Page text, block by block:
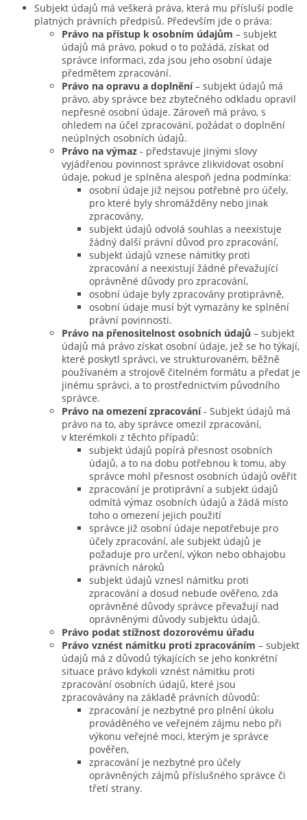
Subjekt údajů má veškerá práva, která mu přísluší podle
platných právních předpisů. Především jde o práva:
Právo na přístup k osobním údajům – subjekt
údajů má právo, pokud o to požádá, získat od
správce informaci, zda jsou jeho osobní údaje
předmětem zpracování.
Právo na opravu a doplnění– subjekt údajů má
právo, aby správce bez zbytečného odkladu opravil
nepřesné osobní údaje. Zároveň má právo, s
ohledem na účel zpracování, požádat o doplnění
neúplných osobních údajů.
Právo na výmaz - představuje jinými slovy
vyjádřenou povinnost správce zlikvidovat osobní
údaje, pokud je splněna alespoň jedna podmínka:
osobní údaje již nejsou potřebné pro účely,
pro které byly shromážděny nebo jinak
zpracovány,
subjekt údajů odvolá souhlas a neexistuje
žádný další právní důvod pro zpracování,
subjekt údajů vznese námitky proti
zpracování a neexistují žádné převažující
oprávněné důvody pro zpracování,
osobní údaje byly zpracovány protiprávně,
osobní údaje musí být vymazány ke splnění
právní povinnosti.
Právo na přenositelnost osobních údajů – subjekt
údajů má právo získat osobní údaje, jež se ho týkají,
které poskytl správci, ve strukturovaném, běžně
používaném a strojově čitelném formátu a předat je
jinému správci, a to prostřednictvím původního
správce.
Právo na omezení zpracování- Subjekt údajů má
právo na to, aby správce omezil zpracování,
v kterémkoli z těchto případů:
subjekt údajů popírá přesnost osobních
údajů, a to na dobu potřebnou k tomu, aby
správce mohl přesnost osobních údajů ověřit
zpracování je protiprávní a subjekt údajů
odmítá výmaz osobních údajů a žádá místo
toho o omezení jejich použití
správce již osobní údaje nepotřebuje pro
účely zpracování, ale subjekt údajů je
požaduje pro určení, výkon nebo obhajobu
právních nároků
subjekt údajů vznesl námitku proti
zpracování a dosud nebude ověřeno, zda
oprávněné důvody správce převažují nad
oprávněnými důvody subjektu údajů.
Právo podat stížnost dozorovému úřadu
Právo vznést námitku proti zpracováním – subjekt
údajů má z důvodů týkajících se jeho konkrétní
situace právo kdykoli vznést námitku proti
zpracování osobních údajů, které jsou
zpracovávány na základě právních důvodů:
zpracování je nezbytné pro plnění úkolu
prováděného ve veřejném zájmu nebo při
výkonu veřejné moci, kterým je správce
pověřen,
zpracování je nezbytné pro účely
oprávněných zájmů příslušného správce či
třetí strany.